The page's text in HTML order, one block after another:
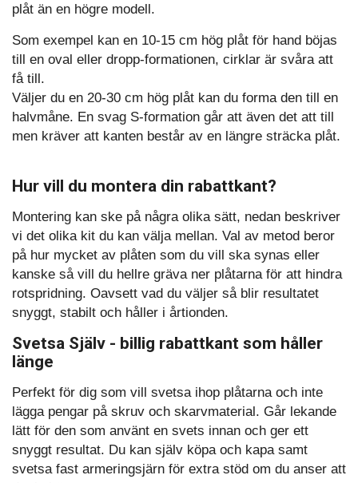
plåt än en högre modell.
Som exempel kan en 10-15 cm hög plåt för hand böjas
till en oval eller dropp-formationen, cirklar är svåra att
få till.
Väljer du en 20-30 cm hög plåt kan du forma den till en
halvmåne. En svag S-formation går att även det att till
men kräver att kanten består av en längre sträcka plåt.
Hur vill du montera din rabattkant?
Montering kan ske på några olika sätt, nedan beskriver
vi det olika kit du kan välja mellan. Val av metod beror
på hur mycket av plåten som du vill ska synas eller
kanske så vill du hellre gräva ner plåtarna för att hindra
rotspridning. Oavsett vad du väljer så blir resultatet
snyggt, stabilt och håller i årtionden.
Svetsa Själv - billig rabattkant som håller
länge
Perfekt för dig som vill svetsa ihop plåtarna och inte
lägga pengar på skruv och skarvmaterial. Går lekande
lätt för den som använt en svets innan och ger ett
snyggt resultat. Du kan själv köpa och kapa samt
svetsa fast armeringsjärn för extra stöd om du anser att